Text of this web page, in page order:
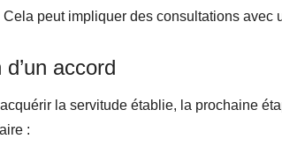
peut impliquer des consultations avec
accord
la servitude établie, la prochaine
: